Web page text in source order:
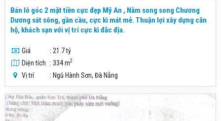
Bán lô góc 2 mặt tiền cực đẹp Mỹ An , Nằm song song Chương
Dương sát sông, gần cầu, cực kì mát mẻ. Thuận lợi xây dựng căn
hộ, khách sạn với vị trí cực kì đắc địa.
Giá
: 21.7 tỷ
Diện tích
: 334 m2
Vị trí : Ngũ Hành Sơn, Đà Nẵng